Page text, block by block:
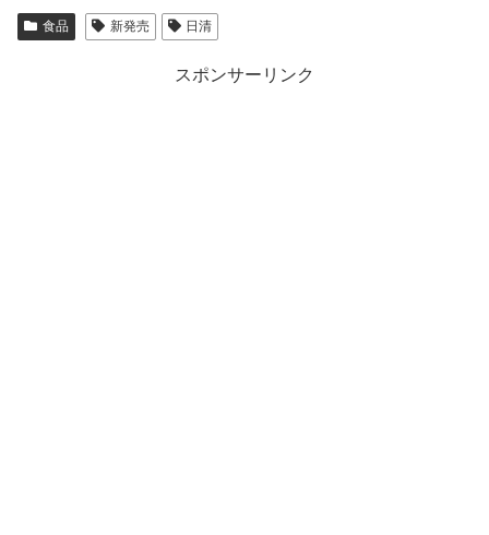
食品 新発売 日清
スポンサーリンク